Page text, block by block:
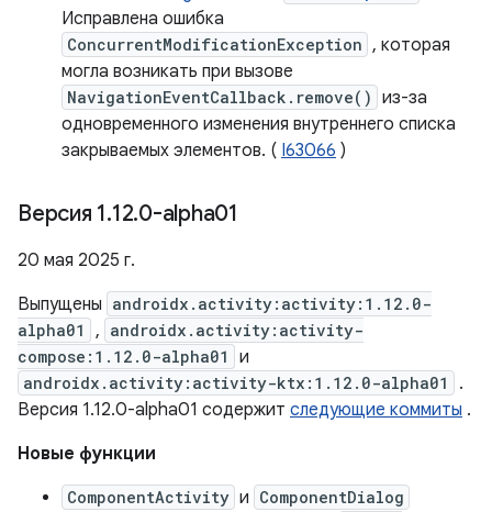
Исправлена ​​ошибка
ConcurrentModificationException , которая
могла возникать при вызове
NavigationEventCallback.remove() из-за
одновременного изменения внутреннего списка
закрываемых элементов. ( I63066 )
Версия 1.12.0-alpha01
20 мая 2025 г.
Выпущены androidx.activity:activity:1.12.0-
alpha01
, androidx.activity:activity-
compose:1.12.0-alpha01
и
androidx.activity:activity-ktx:1.12.0-alpha01
.
Версия 1.12.0-alpha01 содержит следующие коммиты .
Новые функции
ComponentActivity и ComponentDialog